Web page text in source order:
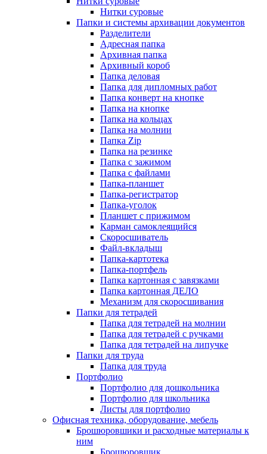
Нитки суровые
Папки и системы архивации документов
Разделители
Адресная папка
Архивная папка
Архивный короб
Папка деловая
Папка для дипломных работ
Папка конверт на кнопке
Папка на кнопке
Папка на кольцах
Папка на молнии
Папка Zip
Папка на резинке
Папка с зажимом
Папка с файлами
Папка-планшет
Папка-регистратор
Папка-уголок
Планшет с прижимом
Карман самоклеящийся
Скоросшиватель
Файл-вкладыш
Папка-картотека
Папка-портфель
Папка картонная с завязками
Папка картонная ДЕЛО
Механизм для скоросшивания
Папки для тетрадей
Папка для тетрадей на молнии
Папка для тетрадей с ручками
Папка для тетрадей на липучке
Папки для труда
Папка для труда
Портфолио
Портфолио для дошкольника
Портфолио для школьника
Листы для портфолио
Офисная техника, оборудование, мебель
Брошюровшики и расходные материалы к
ним
Брошюровщик